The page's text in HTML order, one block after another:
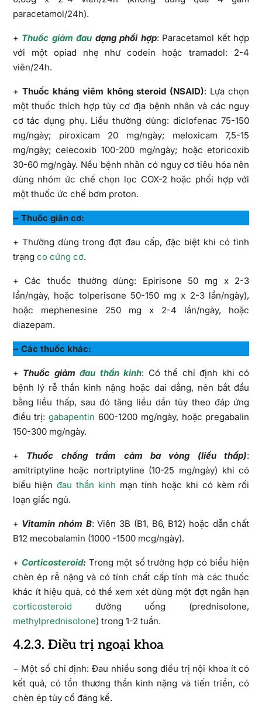
paracetamol/24h).
+ Thuốc giảm đau dạng phối hợp: Paracetamol kết hợp
với một opiad nhẹ như codein hoặc tramadol: 2-4
viên/24h.
+ Thuốc kháng viêm không steroid (NSAID): Lựa chọn
một thuốc thích hợp tùy cơ địa bệnh nhân và các nguy
cơ tác dụng phụ. Liều thường dùng: diclofenac 75-150
mg/ngày; piroxicam 20 mg/ngày; meloxicam 7,5-15
mg/ngày; celecoxib 100-200 mg/ngày; hoặc etoricoxib
30-60 mg/ngày. Nếu bệnh nhân có nguy cơ tiêu hóa nên
dùng nhóm ức chế chọn lọc COX-2 hoặc phối hợp với
một thuốc ức chế bơm proton.
− Thuốc giãn cơ:
+ Thường dùng trong đợt đau cấp, đặc biệt khi có tình
trạng co cứng cơ.
+ Các thuốc thường dùng: Epirisone 50 mg x 2-3
lần/ngày, hoặc tolperisone 50-150 mg x 2-3 lần/ngày),
hoặc mephenesine 250 mg x 2-4 lần/ngày, hoặc
diazepam.
− Các thuốc khác:
+ Thuốc giảmđau thần kinh: Có thể chỉ định khi có
bệnh lý rễ thần kinh nặng hoặc dai dẳng, nên bắt đầu
bằng liều thấp, sau đó tăng liều dần tùy theo đáp ứng
điều trị:gabapentin 600-1200 mg/ngày, hoặc pregabalin
150-300 mg/ngày.
+ Thuốc chống trầm cảm ba vòng (liều thấp):
amitriptyline hoặc nortriptyline (10-25 mg/ngày) khi có
biểu hiệnđau thần kinh mạn tính hoặc khi có kèm rối
loạn giấc ngủ.
+ Vitamin nhóm B: Viên 3B (B1, B6, B12) hoặc dẫn chất
B12 mecobalamin (1000 -1500 mcg/ngày).
+ Corticosteroid: Trong một số trường hợp có biểu hiện
chèn ép rễ nặng và có tính chất cấp tính mà các thuốc
khác ít hiệu quả, có thể xem xét dùng một đợt ngắn hạn
corticosteroid đường uống (prednisolone,
methylprednisolone) trong 1-2 tuần.
4.2.3. Điều trị ngoại khoa
− Một số chỉ định: Đau nhiều song điều trị nội khoa ít có
kết quả, có tổn thương thần kinh nặng và tiến triển, có
chèn ép tủy cổ đáng kể.